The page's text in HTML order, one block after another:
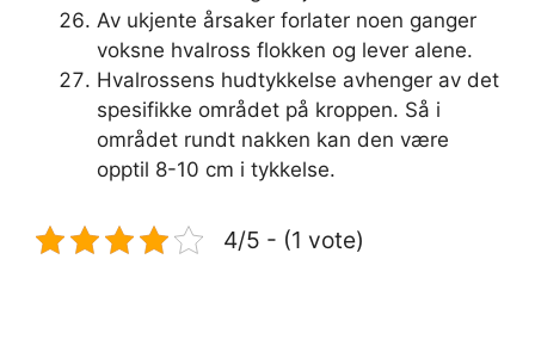
Av ukjente årsaker forlater noen ganger
voksne hvalross flokken og lever alene.
Hvalrossens hudtykkelse avhenger av det
spesifikke området på kroppen. Så i
området rundt nakken kan den være
opptil 8-10 cm i tykkelse.
4/5 - (1 vote)